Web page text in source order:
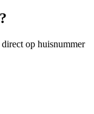
op huisnummer